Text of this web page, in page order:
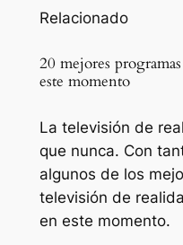
Relacionado
20 mejores
este momento
La televisión de
que nunca. Con
algunos de los
televisión de
en este momento.